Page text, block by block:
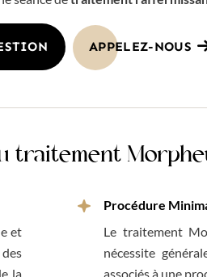
APPELEZ-NOUS
traitement
et
la
Procédure
Le traitement
nécessite
associés à une